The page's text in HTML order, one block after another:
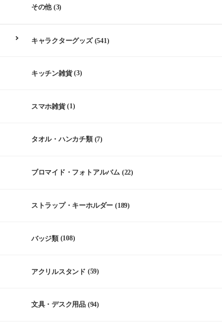
その他(3)
キャラクターグッズ(541)
キッチン雑貨(3)
スマホ雑貨(1)
タオル・ハンカチ類(7)
ブロマイド・フォトアルバム (22)
ストラップ・キーホルダー (189)
バッジ類(108)
アクリルスタンド (59)
文具・デスク用品 (94)